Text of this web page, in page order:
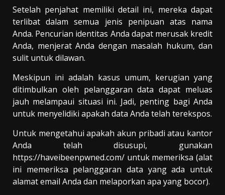
Setelah penjahat memiliki detail ini, mereka dapat
terlibat dalam semua jenis penipuan atas nama
Anda. Pencurian identitas Anda dapat merusak kredit
Anda, menjerat Anda dengan masalah hukum, dan
sulit untuk dilawan.
Meskipun ini adalah kasus umum, kerugian yang
ditimbulkan oleh pelanggaran data dapat meluas
jauh melampaui situasi ini. Jadi, penting bagi Anda
untuk menyelidiki apakah data Anda telah terekspos.
Untuk mengetahui apakah akun pribadi atau kantor
Anda telah disusupi, gunakan
https://haveibeenpwned.com/ untuk memeriksa (alat
ini memeriksa pelanggaran data yang ada untuk
alamat email Anda dan melaporkan apa yang bocor).